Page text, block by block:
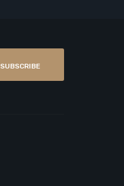
SUBSCRIBE